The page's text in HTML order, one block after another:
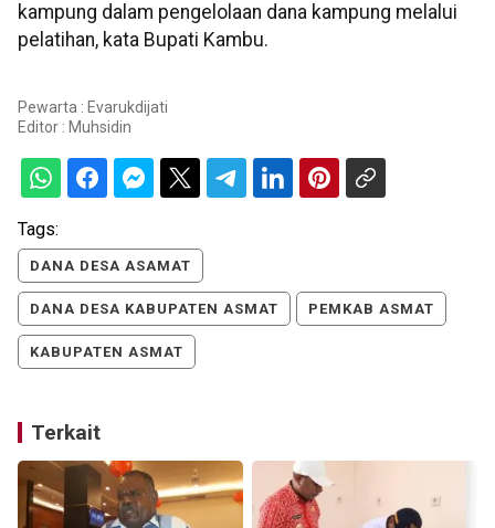
kampung dalam pengelolaan dana kampung melalui
pelatihan, kata Bupati Kambu.
Pewarta : Evarukdijati
Editor : Muhsidin
Tags:
DANA DESA ASAMAT
DANA DESA KABUPATEN ASMAT PEMKAB ASMAT
KABUPATEN ASMAT
Terkait